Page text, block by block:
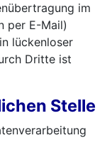
im
per E-Mail)
lückenloser
Dritte ist
Stelle